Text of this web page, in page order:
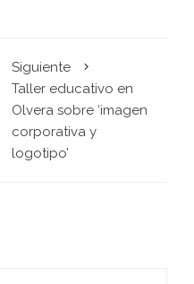
Siguiente
Taller educativo en
Olvera sobre ‘imagen
corporativa y
logotipo’